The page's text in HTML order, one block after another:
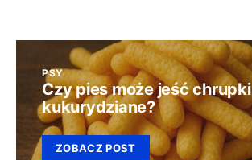
PSY
Czy pies może jeść chrupki
kukurydziane?
ZOBACZ POST